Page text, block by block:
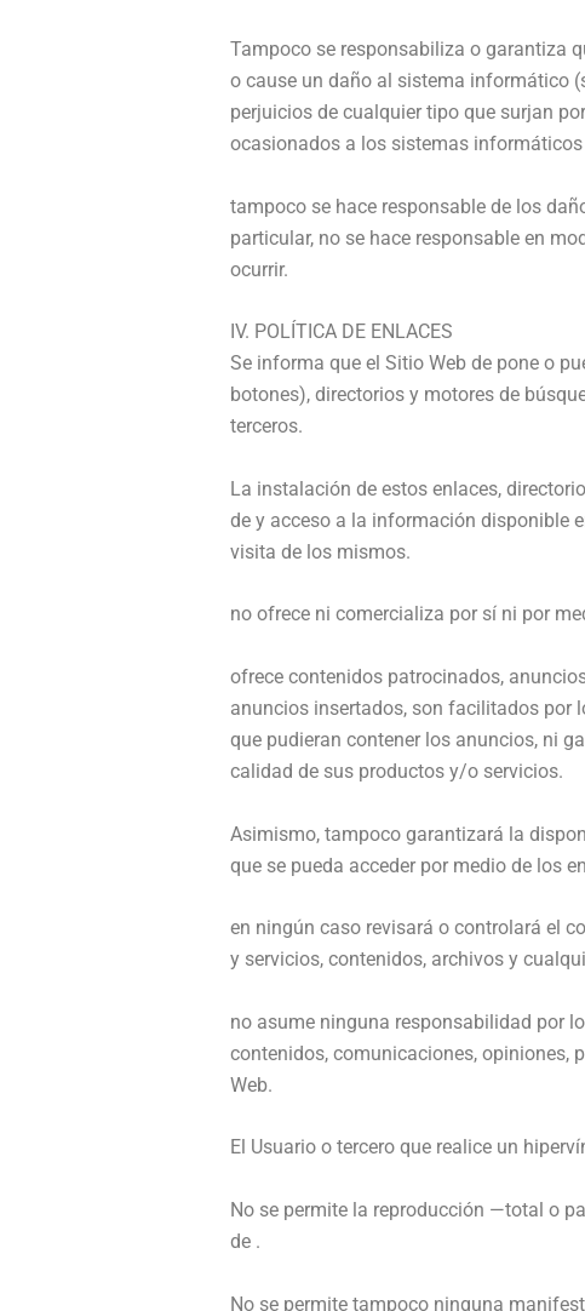
Tampoco se responsabiliza o garantiza
o cause un daño al sistema informático
perjuicios de cualquier tipo que surjan
ocasionados a los sistemas
tampoco se hace responsable de los
particular, no se hace responsable en
ocurrir.
IV. POLÍTICA DE ENLACES
Se informa que el Sitio Web de pone o
botones), directorios y motores de
terceros.
La instalación de estos enlaces,
de y acceso a la información disponible
visita de los mismos.
no ofrece ni comercializa por sí ni por
ofrece contenidos patrocinados,
anuncios insertados, son facilitados por
que pudieran contener los anuncios, ni
calidad de sus productos y/o servicios.
Asimismo, tampoco garantizará la
que se pueda acceder por medio de los
en ningún caso revisará o controlará el
y servicios, contenidos, archivos y
no asume ninguna responsabilidad por
contenidos, comunicaciones, opiniones,
Web.
El Usuario o tercero que realice un
No se permite la reproducción —total o
de .
No se permite tampoco ninguna